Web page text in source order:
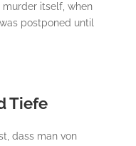
itself, when
postponed until
Tiefe
dass man von